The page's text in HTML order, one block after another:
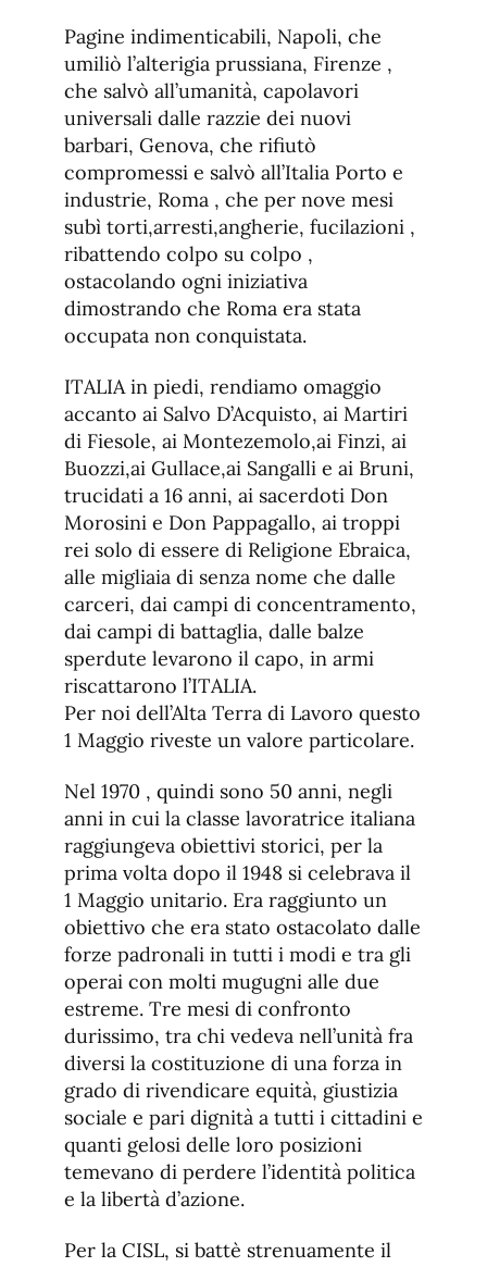
Pagine indimenticabili, Napoli, che
umiliò l’alterigia prussiana, Firenze ,
che salvò all’umanità, capolavori
universali dalle razzie dei nuovi
barbari, Genova, che rifiutò
compromessi e salvò all’Italia Porto e
industrie, Roma , che per nove mesi
subì torti,arresti,angherie, fucilazioni ,
ribattendo colpo su colpo ,
ostacolando ogni iniziativa
dimostrando che Roma era stata
occupata non conquistata.
ITALIA in piedi, rendiamo omaggio
accanto ai Salvo D’Acquisto, ai Martiri
di Fiesole, ai Montezemolo,ai Finzi, ai
Buozzi,ai Gullace,ai Sangalli e ai Bruni,
trucidati a 16 anni, ai sacerdoti Don
Morosini e Don Pappagallo, ai troppi
rei solo di essere di Religione Ebraica,
alle migliaia di senza nome che dalle
carceri, dai campi di concentramento,
dai campi di battaglia, dalle balze
sperdute levarono il capo, in armi
riscattarono l’ITALIA.
Per noi dell’Alta Terra di Lavoro questo
1 Maggio riveste un valore particolare.
Nel 1970 , quindi sono 50 anni, negli
anni in cui la classe lavoratrice italiana
raggiungeva obiettivi storici, per la
prima volta dopo il 1948 si celebrava il
1 Maggio unitario. Era raggiunto un
obiettivo che era stato ostacolato dalle
forze padronali in tutti i modi e tra gli
operai con molti mugugni alle due
estreme. Tre mesi di confronto
durissimo, tra chi vedeva nell’unità fra
diversi la costituzione di una forza in
grado di rivendicare equità, giustizia
sociale e pari dignità a tutti i cittadini e
quanti gelosi delle loro posizioni
temevano di perdere l’identità politica
e la libertà d’azione.
Per la CISL, si battè strenuamente il